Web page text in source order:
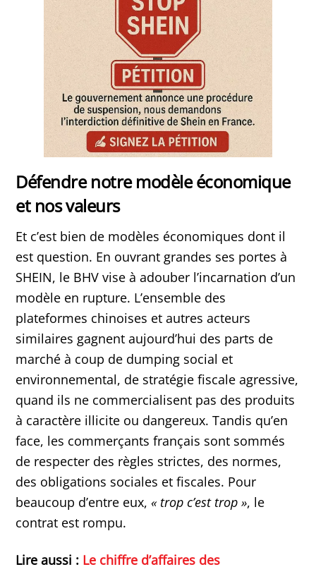
Défendre notre modèle économique
et nos valeurs
Et c’est bien de modèles économiques dont il
est question. En ouvrant grandes ses portes à
SHEIN, le BHV vise à adouber l’incarnation d’un
modèle en rupture. L’ensemble des
plateformes chinoises et autres acteurs
similaires gagnent aujourd’hui des parts de
marché à coup de dumping social et
environnemental, de stratégie fiscale agressive,
quand ils ne commercialisent pas des produits
à caractère illicite ou dangereux. Tandis qu’en
face, les commerçants français sont sommés
de respecter des règles strictes, des normes,
des obligations sociales et fiscales. Pour
beaucoup d’entre eux,« trop c’est trop », le
contrat est rompu.
Lire aussi : Le chiffre d’affaires des